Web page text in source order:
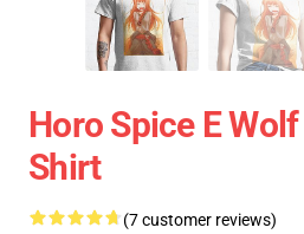
Horo Spice E
Shirt
(7 customer reviews)